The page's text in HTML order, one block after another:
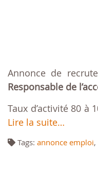
Annonce de
Responsable de
Taux d’activité 80 à
Lire la suite…
Tags: annonce emploi,